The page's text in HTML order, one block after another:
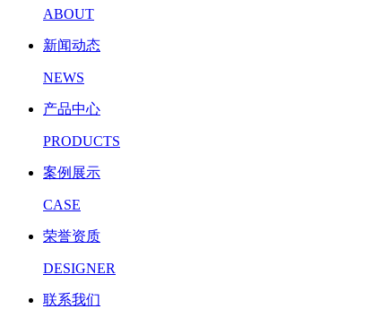
ABOUT
新闻动态
NEWS
产品中心
PRODUCTS
案例展示
CASE
荣誉资质
DESIGNER
联系我们